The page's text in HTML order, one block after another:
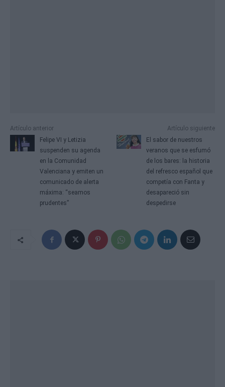
Artículo anterior
Felipe VI y Letizia
suspenden su agenda
en la Comunidad
Valenciana y emiten un
comunicado de alerta
máxima: “seamos
prudentes”
Artículo siguiente
El sabor de nuestros
veranos que se esfumó
de los bares: la historia
del refresco español que
competía con Fanta y
desapareció sin
despedirse